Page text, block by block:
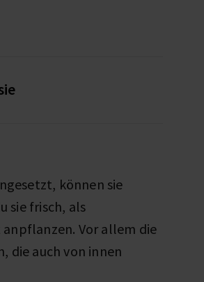
können sie
sie frisch, als
Vor allem die
die auch von innen